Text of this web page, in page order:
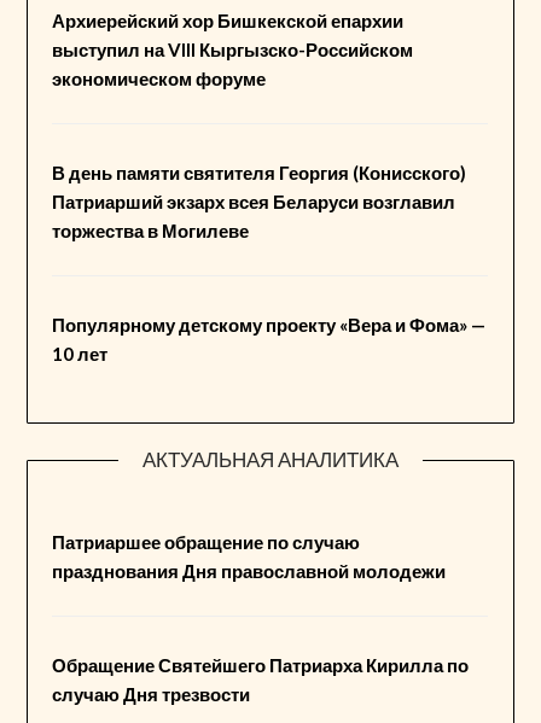
Архиерейский хор Бишкекской епархии
выступил на VIII Кыргызско-Российском
экономическом форуме
В день памяти святителя Георгия (Конисского)
Патриарший экзарх всея Беларуси возглавил
торжества в Могилеве
Популярному детскому проекту «Вера и Фома» —
10 лет
АКТУАЛЬНАЯ АНАЛИТИКА
Патриаршее обращение по случаю
празднования Дня православной молодежи
Обращение Святейшего Патриарха Кирилла по
случаю Дня трезвости